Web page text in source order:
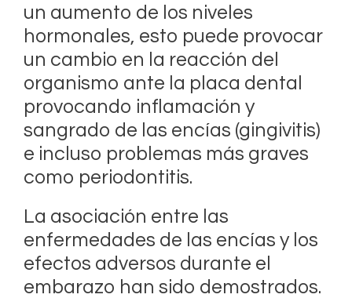
un aumento de los niveles
hormonales, esto puede provocar
un cambio en la reacción del
organismo ante la placa dental
provocando inflamación y
sangrado de las encías (gingivitis)
e incluso problemas más graves
como periodontitis.
La asociación entre las
enfermedades de las encías y los
efectos adversos durante el
embarazo han sido demostrados.